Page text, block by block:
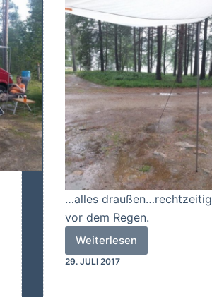
…alles draußen…rechtzeitig
vor dem Regen.
Weiterlesen
Gegrillt…
gegessen…
29. JULI 2017